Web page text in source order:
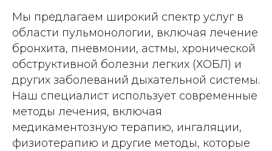
Мы предлагаем широкий спектр услуг в
области пульмонологии, включая лечение
бронхита, пневмонии, астмы, хронической
обструктивной болезни легких (ХОБЛ) и
других заболеваний дыхательной системы.
Наш специалист использует современные
методы лечения, включая
медикаментозную терапию, ингаляции,
физиотерапию и другие методы, которые